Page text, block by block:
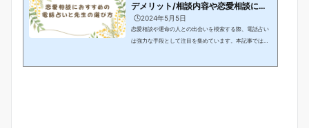
デメリット/相談内容や恋愛相談にお
すすめの電...
🕒️2024年5月5日
恋愛相談や運命の人との出会いを模索する際、電話占い
は強力な手段として注目を集めています。本記事では、